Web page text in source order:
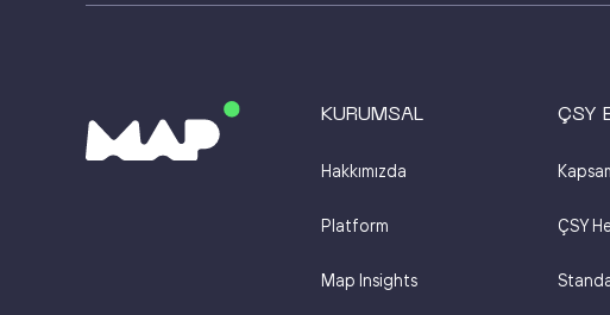
KURUMSAL
Hakkımızda
Platform
Map Insights
ÇSY
ÇSY